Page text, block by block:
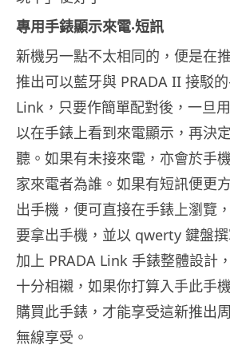
專用手錶顯示來電‧短訊
新機另一點不太相同的，便是在
推出可以藍牙與 PRADA II 接駁
Link，只要作簡單配對後，一旦
以在手錶上看到來電顯示，再決
聽。如果有未接來電，亦會於手
家來電者為誰。如果有短訊便更
出手機，便可直接在手錶上瀏覽
要拿出手機，並以 qwerty 鍵盤撰
加上 PRADA Link 手錶整體設計
十分相襯，如果你打算入手此手
購買此手錶，才能享受這新推出
無線享受。